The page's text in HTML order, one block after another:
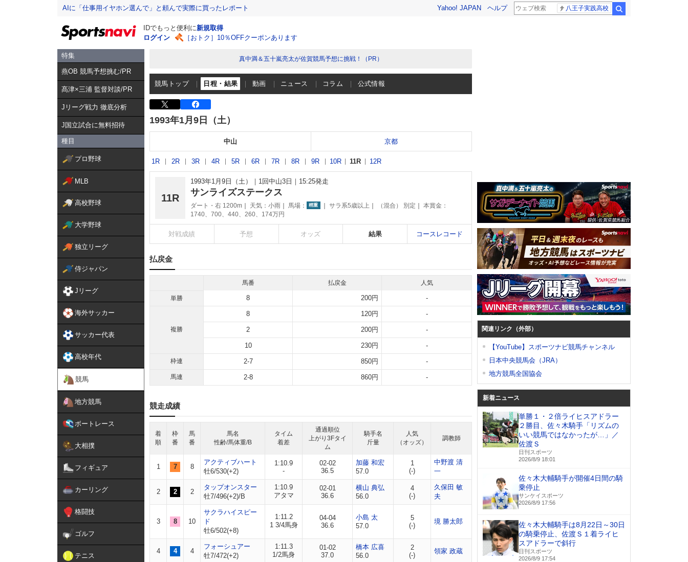
AIに「仕事用イヤホン選んで」と頼んで実際に買ったレポート Yahoo! JAPAN ヘルプ 八王子実践高校
IDでもっと便利に新規取得
ログイン
［おトク］10％OFFクーポンあります
特集
燕OB 競馬予想挑む/PR
髙津×三浦 監督対談/PR
Jリーグ戦力 徹底分析
J国立試合に無料招待
種目
プロ野球
MLB
高校野球
大学野球
独立リーグ
侍ジャパン
Jリーグ
海外サッカー
サッカー代表
高校年代
競馬
地方競馬
ボートレース
大相撲
フィギュア
カーリング
格闘技
ゴルフ
テニス
真中満＆五十嵐亮太が佐賀競馬予想に挑戦！（PR）
競馬トップ 日程・結果 動画 ニュース コラム 公式情報
1993年1月9日（土）
中山 京都
1R 2R 3R 4R 5R 6R 7R 8R 9R 10R 11R 12R
11R
1993年1月9日（土） 1回中山3日 15:25発走
サンライズステークス
ダート・右 1200m 天気： 小雨 馬場： 稍重 サラ系5歳以上 （混合） 別定
本賞金：
1740、700、440、260、174万円
対戦成績 予想 オッズ 結果 コースレコード
払戻金
馬番 払戻金 人気
単勝 8 200円 -
複勝
8 120円 -
2 200円 -
10 230円 -
枠連 2-7 850円 -
馬連 2-8 860円 -
競走成績
着
順
枠
番
馬
番
馬名
性齢/馬体重/B
タイム
着差
通過順位
上がり3Fタイ
ム
騎手名
斤量
人気
（オッズ）
調教師
1 7 8
アクティブハート
牡6/530(+2)
1:10.9
-
02-02
36.5
加藤 和宏
57.0
1
(-)
中野渡 清
一
2 2 2
タップオンスター
牡7/496(+2)/B
1:10.9
アタマ
02-01
36.6
横山 典弘
56.0
4
(-)
久保田 敏
夫
3 8 10
サクラハイスピー
ド
牡6/502(+8)
1:11.2
1 3/4馬身
04-04
36.6
小島 太
57.0
5
(-)
境 勝太郎
4 4 4
フォーシュアー
牡7/472(+2)
1:11.3
1/2馬身
01-02
37.0
橋本 広喜
56.0
2
(-)
領家 政蔵
関連リンク（外部）
【YouTube】スポーツナビ競馬チャンネル
日本中央競馬会（JRA）
地方競馬全国協会
新着ニュース
単勝１・２倍ライヒスアドラー
２勝目、佐々木騎手「リズムの
いい競馬ではなかったが…」／
佐渡Ｓ
日刊スポーツ
2026/8/9 18:01
佐々木大輔騎手が開催4日間の騎
乗停止
サンケイスポーツ
2026/8/9 17:56
佐々木大輔騎手は8月22日～30日
の騎乗停止、佐渡Ｓ１着ライヒ
スアドラーで斜行
日刊スポーツ
2026/8/9 17:54